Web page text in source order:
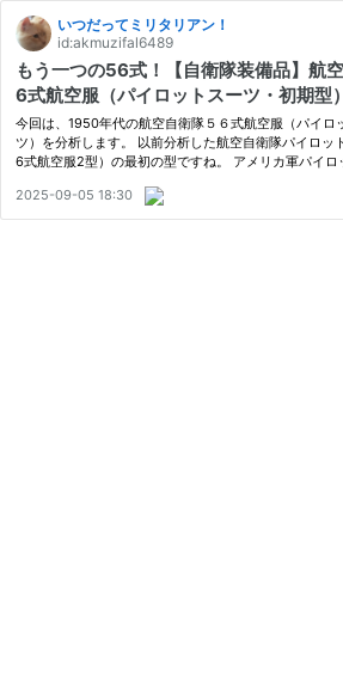
いつだってミリタリアン！
id:akmuzifal6489
もう一つの56式！【自衛隊装備品】航
6式航空服（パイロットスーツ・初期型
1254 🇯🇵 ミリタリー JASDF TYPE 56
SUIT（EARLY PRODUCT MODEL）
今回は、1950年代の航空自衛隊５６式航空服（パイロ
ツ）を分析します。 以前分析した航空自衛隊パイロッ
6式航空服2型）の最初の型ですね。 アメリカ軍パイロ
いたもので所々汚れ？がありますが、時代を考えると程
す！ …
2025-09-05 18:30